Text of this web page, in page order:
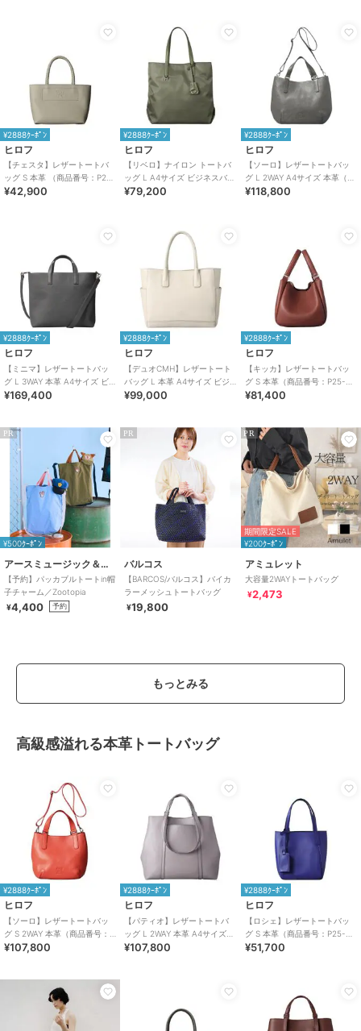
¥2888ｸｰﾎﾟﾝ
ヒロフ
【チェスタ】レザートートバ
ッグ S 本革 （商品番号：P25
－30530）
¥42,900
¥2888ｸｰﾎﾟﾝ
ヒロフ
【リベロ】ナイロン トートバ
ッグ L A4サイズ ビジネスバッ
グ（商品番号：P25-39314）
¥79,200
¥2888ｸｰﾎﾟﾝ
ヒロフ
【ソーロ】レザートートバッ
グ L 2WAY A4サイズ 本革（商
品番号：P25-20435）
¥118,800
¥2888ｸｰﾎﾟﾝ
ヒロフ
【ミニマ】レザートートバッ
グ L 3WAY 本革 A4サイズ ビ
ジネスバッグ（商品番号：
¥169,400
¥2888ｸｰﾎﾟﾝ
ヒロフ
【デュオCMH】レザートート
バッグ L 本革 A4サイズ ビジ
ネスバッグ（商品番号：P25-
¥99,000
¥2888ｸｰﾎﾟﾝ
ヒロフ
【キッカ】レザートートバッ
グ S 本革（商品番号：P25-
35662）
¥81,400
PR
¥500ｸｰﾎﾟﾝ
アースミュージック＆エコロジー
【予約】パッカブルトートin帽
子チャーム／Zootopia
¥4,400 予約
PR
バルコス
【BARCOS/バルコス】バイカ
ラーメッシュトートバッグ
¥19,800
PR
期間限定SALE
¥200ｸｰﾎﾟﾝ
アミュレット
大容量2WAYトートバッグ
¥2,473
もっとみる
高級感溢れる本革トートバッグ
¥2888ｸｰﾎﾟﾝ
ヒロフ
【ソーロ】レザートートバッ
グ S 2WAY 本革（商品番号：
P25-20434）
¥107,800
¥2888ｸｰﾎﾟﾝ
ヒロフ
【パティオ】レザートートバ
ッグ L 2WAY 本革 A4サイズ
ビジネスバッグ（商品番号：
¥107,800
¥2888ｸｰﾎﾟﾝ
ヒロフ
【ロシェ】レザートートバッ
グ S 本革（商品番号：P25-
30903）
¥51,700